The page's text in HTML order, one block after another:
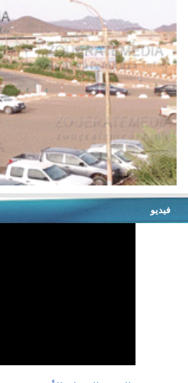
فيديو